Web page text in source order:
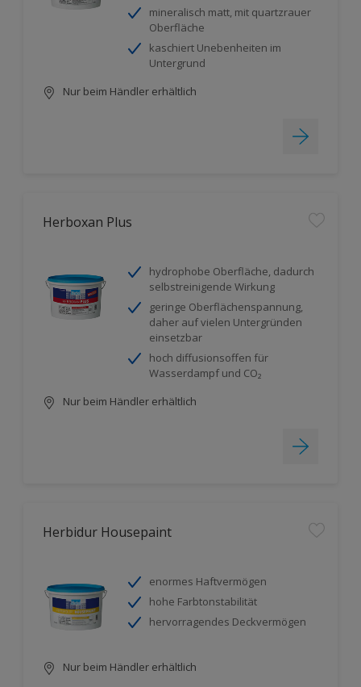
mineralisch matt, mit quartzrauer
Oberfläche
kaschiert Unebenheiten im
Untergrund
Nur beim Händler erhältlich
Herboxan Plus
hydrophobe Oberfläche, dadurch
selbstreinigende Wirkung
geringe Oberflächenspannung,
daher auf vielen Untergründen
einsetzbar
hoch diffusionsoffen für
Wasserdampf und CO₂
Nur beim Händler erhältlich
Herbidur Housepaint
enormes Haftvermögen
hohe Farbtonstabilität
hervorragendes Deckvermögen
Nur beim Händler erhältlich